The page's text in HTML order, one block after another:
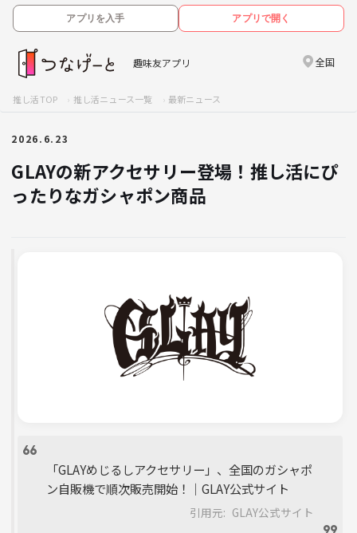
アプリを入手 アプリで開く
趣味友アプリ 全国
推し活TOP 推し活ニュース一覧 最新ニュース
2026.6.23
GLAYの新アクセサリー登場！推し活にぴ
ったりなガシャポン商品
「GLAYめじるしアクセサリー」、全国のガシャポ
ン自販機で順次販売開始！｜GLAY公式サイト
引用元: GLAY公式サイト